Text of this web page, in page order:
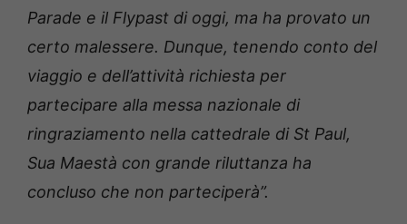
Parade e il Flypast di oggi, ma ha provato un
certo malessere. Dunque, tenendo conto del
viaggio e dell’attività richiesta per
partecipare alla messa nazionale di
ringraziamento nella cattedrale di St Paul,
Sua Maestà con grande riluttanza ha
concluso che non parteciperà”.